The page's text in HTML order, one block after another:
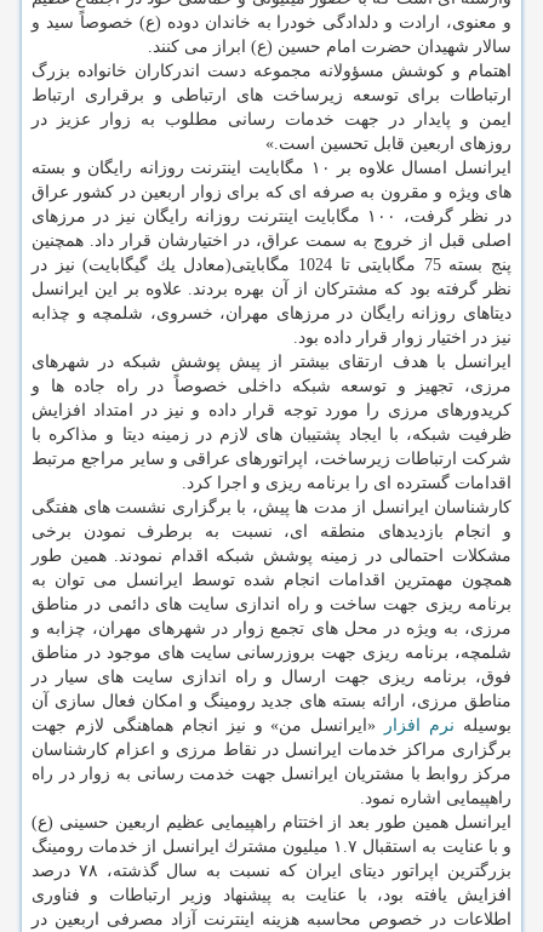
و معنوی، ارادت و دلدادگی خودرا به خاندان دوده (ع) خصوصاً سید و
سالار شهیدان حضرت امام حسین (ع) ابراز می كنند.
اهتمام و كوشش مسؤولانه مجموعه دست اندركاران خانواده بزرگ
ارتباطات برای توسعه زیرساخت های ارتباطی و برقراری ارتباط
ایمن و پایدار در جهت خدمات رسانی مطلوب به زوار عزیز در
روزهای اربعین قابل تحسین است.»
ایرانسل امسال علاوه بر ۱۰ مگابایت اینترنت روزانه رایگان و بسته
های ویژه و مقرون به صرفه ای كه برای زوار اربعین در كشور عراق
در نظر گرفت، ۱۰۰ مگابایت اینترنت روزانه رایگان نیز در مرزهای
اصلی قبل از خروج به سمت عراق، در اختیارشان قرار داد. همچنین
پنج بسته 75 مگابایتی تا 1024 مگابایتی(معادل یك گیگابایت) نیز در
نظر گرفته بود كه مشتركان از آن بهره بردند. علاوه بر این ایرانسل
دیتاهای روزانه رایگان در مرزهای مهران، خسروی، شلمچه و چذابه
نیز در اختیار زوار قرار داده بود.
ایرانسل با هدف ارتقای بیشتر از پیش پوشش شبكه در شهرهای
مرزی، تجهیز و توسعه شبكه داخلی خصوصاً در راه جاده ها و
كریدورهای مرزی را مورد توجه قرار داده و نیز در امتداد افزایش
ظرفیت شبكه، با ایجاد پشتیبان های لازم در زمینه دیتا و مذاكره با
شركت ارتباطات زیرساخت، اپراتورهای عراقی و سایر مراجع مرتبط
اقدامات گسترده ای را برنامه ریزی و اجرا كرد.
كارشناسان ایرانسل از مدت ها پیش، با برگزاری نشست های هفتگی
و انجام بازدیدهای منطقه ای، نسبت به برطرف نمودن برخی
مشكلات احتمالی در زمینه پوشش شبكه اقدام نمودند. همین طور
همچون مهمترین اقدامات انجام شده توسط ایرانسل می توان به
برنامه ریزی جهت ساخت و راه اندازی سایت های دائمی در مناطق
مرزی، به ویژه در محل های تجمع زوار در شهرهای مهران، چزابه و
شلمچه، برنامه ریزی جهت بروزرسانی سایت های موجود در مناطق
فوق، برنامه ریزی جهت ارسال و راه اندازی سایت های سیار در
مناطق مرزی، ارائه بسته های جدید رومینگ و امكان فعال سازی آن
بوسیله نرم افزار
«ایرانسل من» و نیز انجام هماهنگی لازم جهت
برگزاری مراكز خدمات ایرانسل در نقاط مرزی و اعزام كارشناسان
مركز روابط با مشتریان ایرانسل جهت خدمت رسانی به زوار در راه
راهپیمایی اشاره نمود.
ایرانسل همین طور بعد از اختتام راهپیمایی عظیم اربعین حسینی (ع)
و با عنایت به استقبال ۱.۷ میلیون مشترك ایرانسل از خدمات رومینگ
بزرگترین اپراتور دیتای ایران كه نسبت به سال گذشته، ۷۸ درصد
افزایش یافته بود، با عنایت به پیشنهاد وزیر ارتباطات و فناوری
اطلاعات در خصوص محاسبه هزینه اینترنت آزاد مصرفی اربعین در